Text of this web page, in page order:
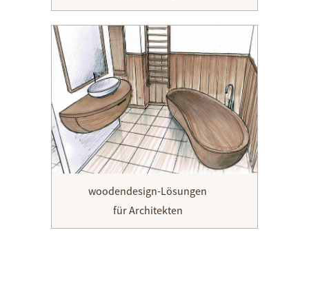
woodendesign-Lösungen
für Architekten